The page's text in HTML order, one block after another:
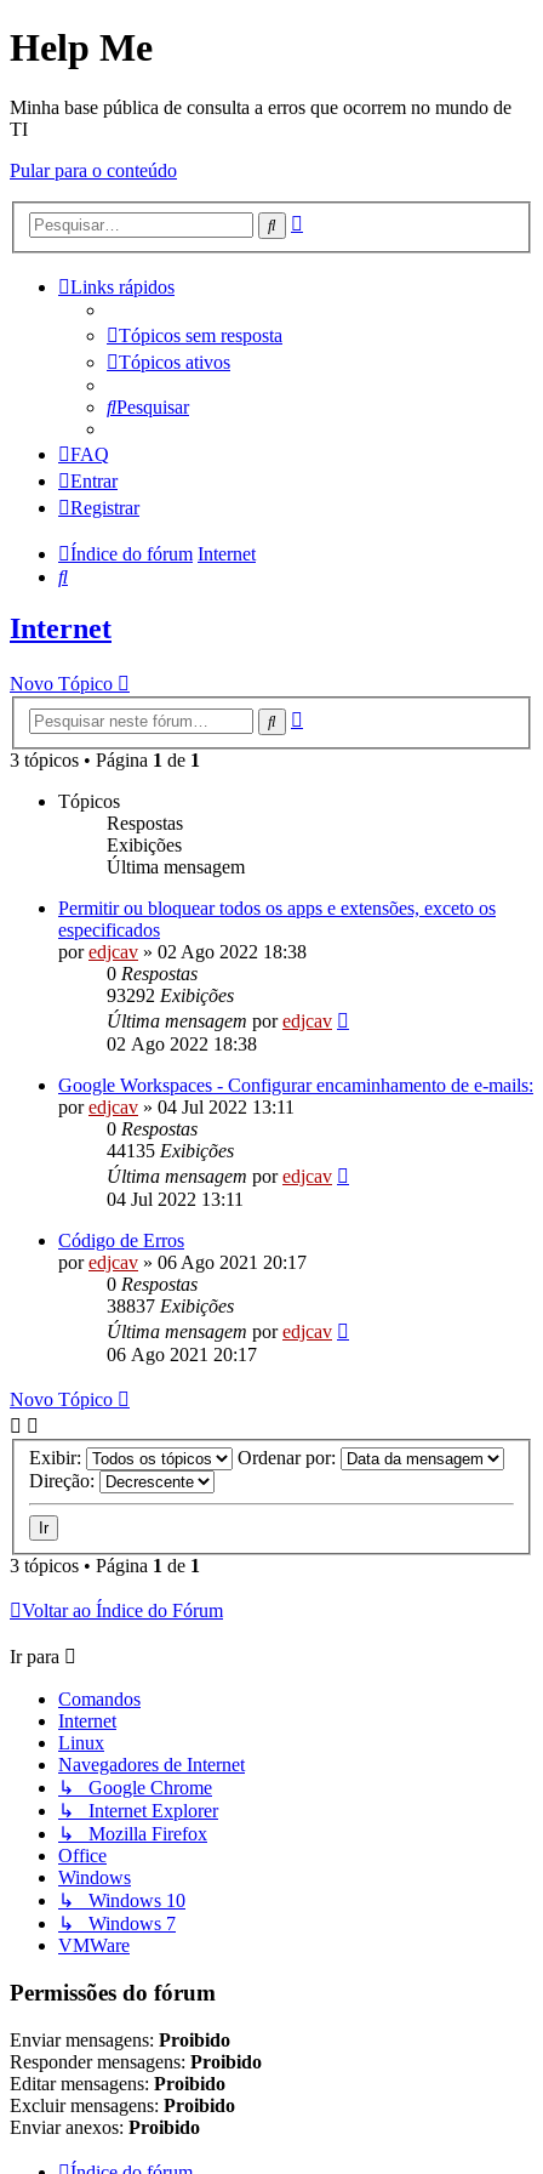
Help Me
Minha base pública de consulta a erros que ocorrem no mundo de
TI
Pular para o conteúdo
Pesquisar
Links rápidos
Tópicos sem resposta
Tópicos ativos
Pesquisar
FAQ
Entrar
Registrar
Índice do fórum Internet
Pesquisar
Internet
Novo Tópico
Pesquisar
3 tópicos • Página 1 de 1
Tópicos
Respostas
Exibições
Última mensagem
Permitir ou bloquear todos os apps e extensões, exceto os
especificados
poredjcav » 02 Ago 2022 18:38
0 Respostas
93292 Exibições
Última mensagem poredjcav
02 Ago 2022 18:38
Google Workspaces - Configurar encaminhamento de e-mails:
poredjcav » 04 Jul 2022 13:11
0 Respostas
44135 Exibições
Última mensagem poredjcav
04 Jul 2022 13:11
Código de Erros
poredjcav » 06 Ago 2021 20:17
0 Respostas
38837 Exibições
Última mensagem poredjcav
06 Ago 2021 20:17
Novo Tópico
Exibir:
Ordenar por:
Direção:
3 tópicos • Página 1 de 1
Voltar ao Índice do Fórum
Ir para
Comandos
Internet
Linux
Navegadores de Internet
↳ Google Chrome
↳ Internet Explorer
↳ Mozilla Firefox
Office
Windows
↳ Windows 10
↳ Windows 7
VMWare
Permissões do fórum
Enviar mensagens: Proibido
Responder mensagens: Proibido
Editar mensagens: Proibido
Excluir mensagens: Proibido
Enviar anexos: Proibido